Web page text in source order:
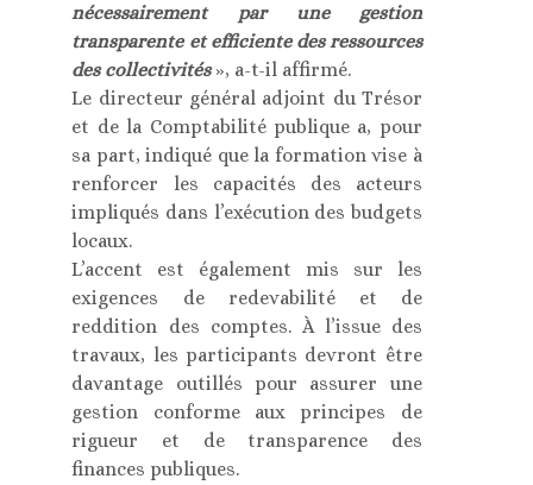
nécessairement par une gestion
transparente et efficiente des ressources
des collectivités », a-t-il affirmé.
Le directeur général adjoint du Trésor
et de la Comptabilité publique a, pour
sa part, indiqué que la formation vise à
renforcer les capacités des acteurs
impliqués dans l’exécution des budgets
locaux.
L’accent est également mis sur les
exigences de redevabilité et de
reddition des comptes. À l’issue des
travaux, les participants devront être
davantage outillés pour assurer une
gestion conforme aux principes de
rigueur et de transparence des
finances publiques.